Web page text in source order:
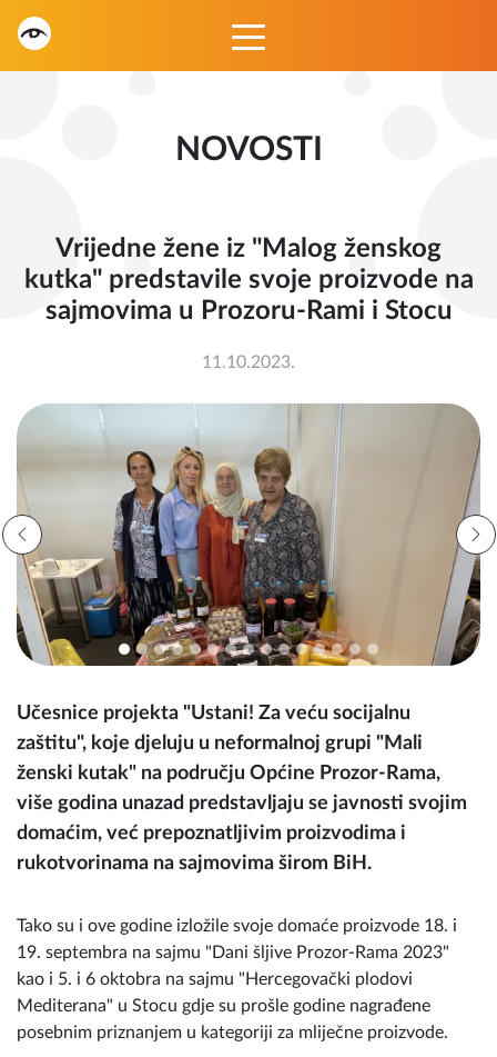
NOVOSTI
Vrijedne žene iz "Malog ženskog
kutka" predstavile svoje proizvode na
sajmovima u Prozoru-Rami i Stocu
11.10.2023.
Učesnice projekta "Ustani! Za veću socijalnu
zaštitu", koje djeluju u neformalnoj grupi "Mali